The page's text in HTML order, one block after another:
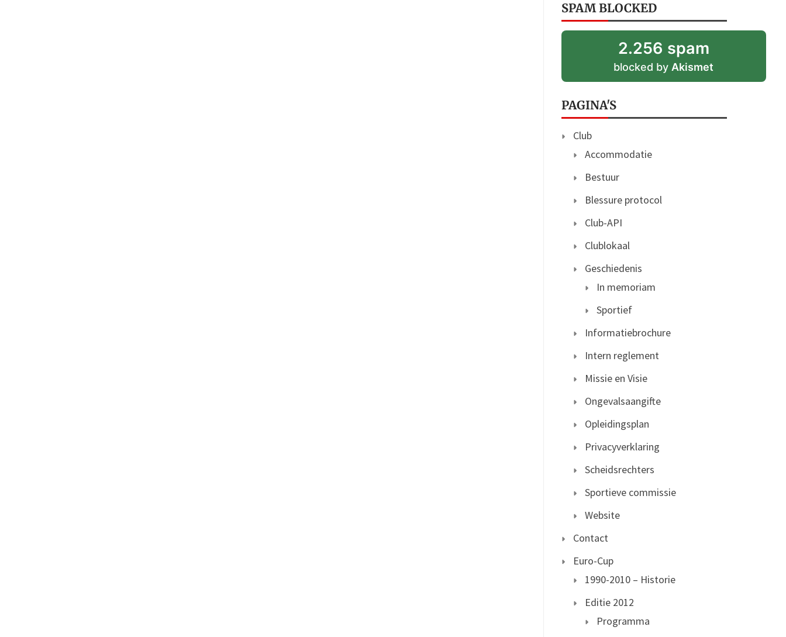
SPAM BLOCKED
2.256 spam
blocked byAkismet
PAGINA'S
Club
Accommodatie
Bestuur
Blessure protocol
Club-API
Clublokaal
Geschiedenis
In memoriam
Sportief
Informatiebrochure
Intern reglement
Missie en Visie
Ongevalsaangifte
Opleidingsplan
Privacyverklaring
Scheidsrechters
Sportieve commissie
Website
Contact
Euro-Cup
1990-2010 – Historie
Editie 2012
Programma